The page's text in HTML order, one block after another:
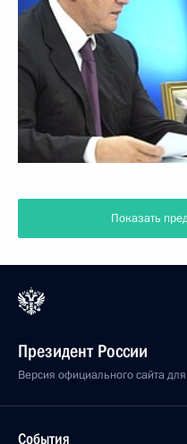
Показать
Президент России
Версия официального сайта
События